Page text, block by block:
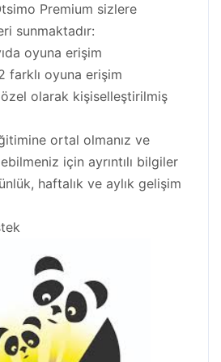
Premium sizlere
sunmaktadır:
oyuna erişim
farklı oyuna erişim
olarak kişiselleştirilmiş
ortal olmanız ve
için ayrıntılı bilgiler
haftalık ve aylık gelişim